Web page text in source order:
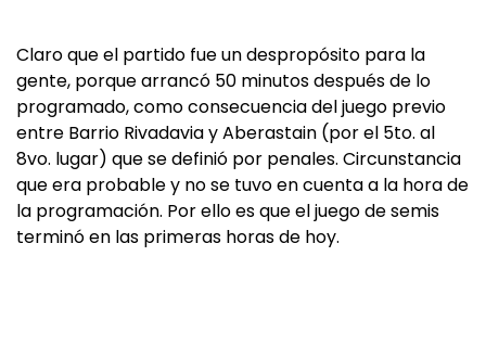
Claro que el partido fue un despropósito para la
gente, porque arrancó 50 minutos después de lo
programado, como consecuencia del juego previo
entre Barrio Rivadavia y Aberastain (por el 5to. al
8vo. lugar) que se definió por penales. Circunstancia
que era probable y no se tuvo en cuenta a la hora de
la programación. Por ello es que el juego de semis
terminó en las primeras horas de hoy.